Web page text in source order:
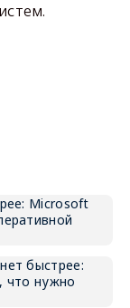
Microsoft
быстрее:
что нужно